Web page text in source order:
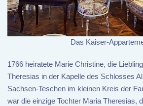
Das Kaiser-
1766 heiratete Marie Christine, die
Theresias in der Kapelle des Schlosses
Sachsen-Teschen im kleinen Kreis der
war die einzige Tochter Maria Theresias,